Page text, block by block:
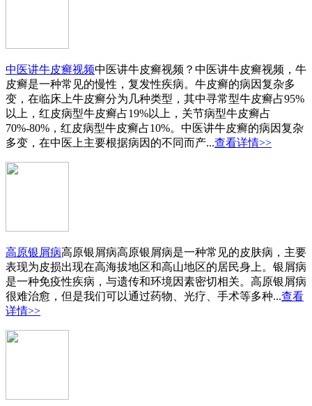
中医讲牛皮癣视频中医讲牛皮癣视频？中医讲牛皮癣视频，牛
皮癣是一种常见的慢性，复发性疾病。牛皮癣的病因复杂多
变，在临床上牛皮癣分为几种类型，其中寻常型牛皮癣占95%
以上，红皮病型牛皮癣占19%以上，关节病型牛皮癣占
70%-80%，红皮病型牛皮癣占10%。中医讲牛皮癣的病因复杂
多变，在中医上主要根据病因的不同而产...查看详情>>
高原银屑病高原银屑病高原银屑病是一种常见的皮肤病，主要
表现为皮损出现在高海拔地区和高山地区的居民身上。银屑病
是一种免疫性疾病，与遗传和环境因素密切相关。高原银屑病
很难治愈，但是我们可以通过药物、光疗、手术等多种...查看
详情>>